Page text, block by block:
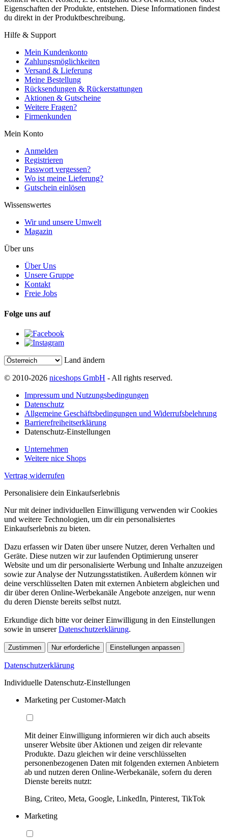
Eigenschaften der Produkte, entstehen. Diese Informationen findest
du direkt in der Produktbeschreibung.
Hilfe & Support
Mein Kundenkonto
Zahlungsmöglichkeiten
Versand & Lieferung
Meine Bestellung
Rücksendungen & Rückerstattungen
Aktionen & Gutscheine
Weitere Fragen?
Firmenkunden
Mein Konto
Anmelden
Registrieren
Passwort vergessen?
Wo ist meine Lieferung?
Gutschein einlösen
Wissenswertes
Wir und unsere Umwelt
Magazin
Über uns
Über Uns
Unsere Gruppe
Kontakt
Freie Jobs
Folge uns auf
Land ändern
© 2010-2026 niceshops GmbH - All rights reserved.
Impressum und Nutzungsbedingungen
Datenschutz
Allgemeine Geschäftsbedingungen und Widerrufsbelehrung
Barrierefreiheitserklärung
Datenschutz-Einstellungen
Unternehmen
Weitere nice Shops
Vertrag widerrufen
Personalisiere dein Einkaufserlebnis
Nur mit deiner individuellen Einwilligung verwenden wir Cookies
und weitere Technologien, um dir ein personalisiertes
Einkaufserlebnis zu bieten.
Dazu erfassen wir Daten über unsere Nutzer, deren Verhalten und
Geräte. Diese nutzen wir zur laufenden Optimierung unserer
Website und um dir personalisierte Werbung und Inhalte anzuzeigen
sowie zur Analyse der Nutzungsstatistiken. Außerdem können wir
deine verschlüsselten Daten mit externen Anbietern abgleichen und
dir über deren Online-Werbekanäle Angebote anzeigen, nur wenn
du deren Dienste bereits selbst nutzt.
Erkundige dich bitte vor deiner Einwilligung in den Einstellungen
sowie in unsererDatenschutzerklärung.
Zustimmen Nur erforderliche Einstellungen anpassen
Datenschutzerklärung
Individuelle Datenschutz-Einstellungen
Marketing per Customer-Match
Mit deiner Einwilligung informieren wir dich auch abseits
unserer Website über Aktionen und zeigen dir relevante
Produkte. Dazu gleichen wir deine verschlüsselten
personenbezogenen Daten mit folgenden externen Anbietern
ab und nutzen deren Online-Werbekanäle, sofern du deren
Dienste bereits nutzt:
Bing, Criteo, Meta, Google, LinkedIn, Pinterest, TikTok
Marketing